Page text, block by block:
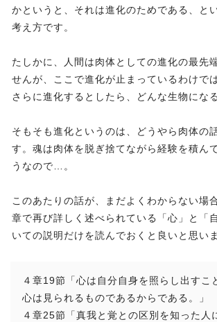
かというと、それは進化のためである、と
考え方です。
たしかに、人間は肉体としての進化の最先
せんが、ここで進化が止まっているわけで
さらに進化するとしたら、どんな生物にな
そもそも進化というのは、どうやら肉体の
す。魂は肉体を脱ぎ捨てながら経験を積ん
うなので…。
このあたりの話が、まだよくわからない場
章で再び詳しく述べられている「心」と「
いての説明だけを読んでおくと良いと思いま
４章19節「心は自分自身を照らし出すこ
心は見られるものであるからである。」
４章25節「真我と覚との区別を知った人